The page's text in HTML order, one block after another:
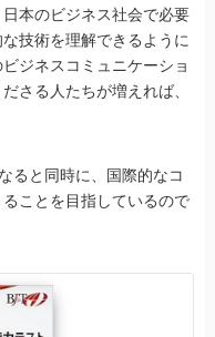
本のビジネス社会で必要
技術を理解できるように
ジネスコミュニケーショ
さる人たちが増えれば、
ると同時に、国際的なコ
ことを目指しているので